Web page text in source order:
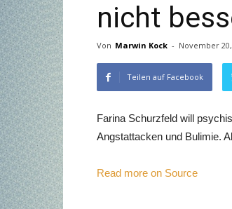
nicht
Von Marwin Kock - November 20,
Teilen auf Facebook
Farina Schurzfeld will
Angstattacken und Bulimie.
Read more on Source